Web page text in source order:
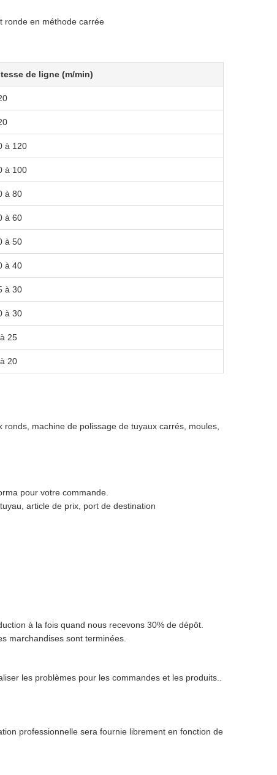
ronde en méthode carrée
de ligne (m/min)
à 120
à 100
à 80
à 60
à 50
à 40
à 30
à 30
25
20
machine de polissage de tuyaux carrés, moules,
pour votre commande.
article de prix, port de destination
à la fois quand nous recevons 30% de dépôt.
marchandises sont terminées.
les problèmes pour les commandes et les produits..
professionnelle sera fournie librement en fonction de